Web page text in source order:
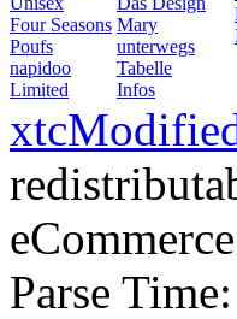
Four Seasons
Poufs
napidoo
Limited
Mary
unterwegs
Tabelle
Infos
Parse